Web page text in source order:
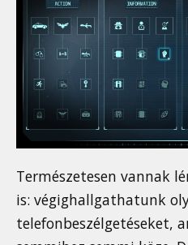
Természetesen vannak
is: végighallgathatunk
telefonbeszélgetéseket,